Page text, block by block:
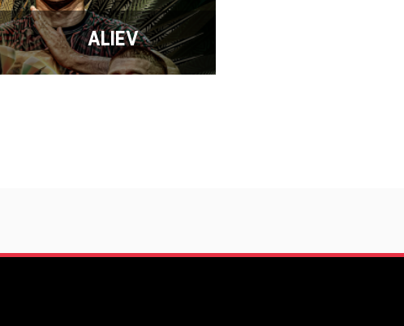
ALIEV